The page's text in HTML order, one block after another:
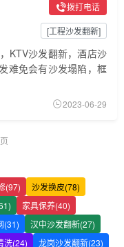
拨打电话
[工程沙发翻新]
KTV沙发翻新，酒店沙
难免会有沙发塌陷，框
2023-06-29
(97)
沙发换皮(78)
家具保养(40)
(31)
汉中沙发翻新(27)
洗(24) 龙岗沙发翻新(23)